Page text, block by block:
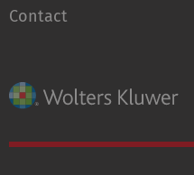
Contact